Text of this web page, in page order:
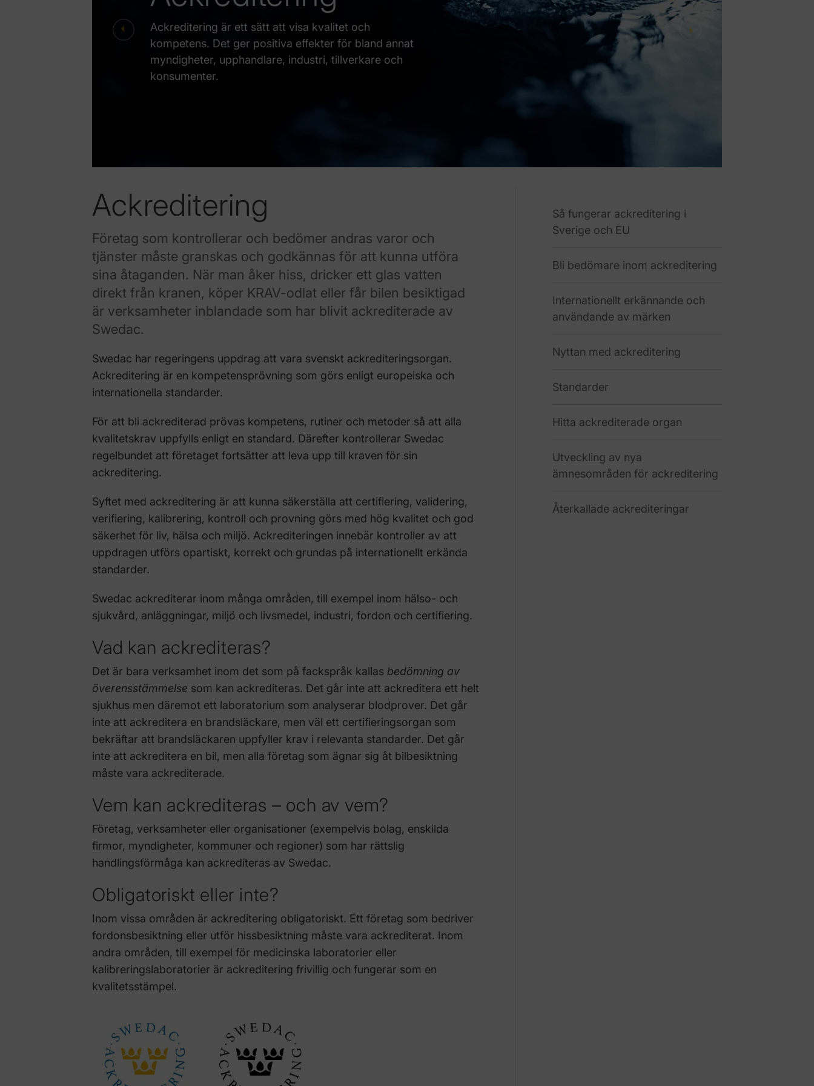
Ackreditering är ett sätt att visa kvalitet och
kompetens. Det ger positiva effekter för bland annat
myndigheter, upphandlare, industri, tillverkare och
konsumenter.
Previous Next
Ackreditering
Företag som kontrollerar och bedömer andras varor och
tjänster måste granskas och godkännas för att kunna utföra
sina åtaganden. När man åker hiss, dricker ett glas vatten
direkt från kranen, köper KRAV-odlat eller får bilen besiktigad
är verksamheter inblandade som har blivit ackrediterade av
Swedac.
Swedac har regeringens uppdrag att vara svenskt ackrediteringsorgan.
Ackreditering är en kompetensprövning som görs enligt europeiska och
internationella standarder.
För att bli ackrediterad prövas kompetens, rutiner och metoder så att alla
kvalitetskrav uppfylls enligt en standard. Därefter kontrollerar Swedac
regelbundet att företaget fortsätter att leva upp till kraven för sin
ackreditering.
Syftet med ackreditering är att kunna säkerställa att certifiering, validering,
verifiering, kalibrering, kontroll och provning görs med hög kvalitet och god
säkerhet för liv, hälsa och miljö. Ackrediteringen innebär kontroller av att
uppdragen utförs opartiskt, korrekt och grundas på internationellt erkända
standarder.
Swedac ackrediterar inom många områden, till exempel inom hälso- och
sjukvård, anläggningar, miljö och livsmedel, industri, fordon och certifiering.
Vad kan ackrediteras?
Det är bara verksamhet inom det som på fackspråk kallas bedömning av
överensstämmelse som kan ackrediteras. Det går inte att ackreditera ett helt
sjukhus men däremot ett laboratorium som analyserar blodprover. Det går
inte att ackreditera en brandsläckare, men väl ett certifieringsorgan som
bekräftar att brandsläckaren uppfyller krav i relevanta standarder. Det går
inte att ackreditera en bil, men alla företag som ägnar sig åt bilbesiktning
måste vara ackrediterade.
Vem kan ackrediteras – och av vem?
Företag, verksamheter eller organisationer (exempelvis bolag, enskilda
firmor, myndigheter, kommuner och regioner) som har rättslig
handlingsförmåga kan ackrediteras av Swedac.
Obligatoriskt eller inte?
Inom vissa områden är ackreditering obligatoriskt. Ett företag som bedriver
fordonsbesiktning eller utför hissbesiktning måste vara ackrediterat. Inom
andra områden, till exempel för medicinska laboratorier eller
kalibreringslaboratorier är ackreditering frivillig och fungerar som en
kvalitetsstämpel.
Så fungerar ackreditering i
Sverige och EU
Bli bedömare inom ackreditering
Internationellt erkännande och
användande av märken
Nyttan med ackreditering
Standarder
Hitta ackrediterade organ
Utveckling av nya
ämnesområden för ackreditering
Återkallade ackrediteringar